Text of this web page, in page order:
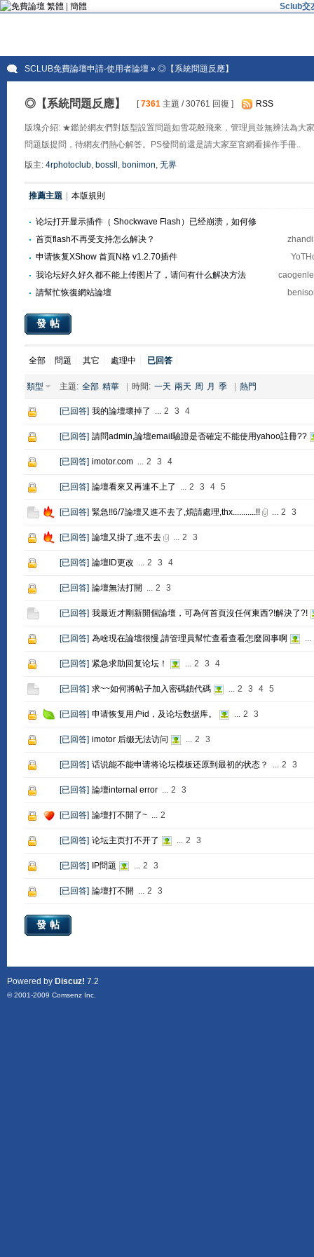
繁體 簡體 Sclub交
SCLUB免費論壇申請-使用者論壇» ◎【系統問題反應】
◎【系統問題反應】 [7361主題 / 30761 回復 ] RSS
版塊介紹: ★鑑於網友們對版型設置問題如雪花般飛來，管理員並無辨法為大
問題版提問，待網友們熱心解答。PS發問前還是請大家至官網看操作手冊..
版主: 4rphotoclub, bossll , bonimon, 无界
推薦主題 本版規則
论坛打开显示插件（ Shockwave Flash）已经崩溃，如何修
复？首页flash不再受支持怎么解决？
申请恢复XShow 首頁N格 v1.2.70插件
我论坛好久好久都不能上传图片了，请问有什么解决方法
請幫忙恢復網站論壇
發帖
全部 問題 其它 處理中 已回答
類型 主題: 全部 精華 時間: 一天 兩天 周 月 季 熱門
[已回答] 我的論壇壞掉了 ... 2 3 4
[已回答] 請問admin,論壇email驗證是否確定不能使用yahoo註冊??
[已回答] imotor.com ... 2 3 4
[已回答] 論壇看來又再連不上了 ... 2 3 4 5
[已回答] 緊急!!6/7論壇又進不去了,煩請處理,thx...........!! ... 2 3
[已回答] 論壇又掛了,進不去 ... 2 3
[已回答] 論壇ID更改 ... 2 3 4
[已回答] 論壇無法打開 ... 2 3
[已回答] 我最近才剛新開個論壇，可為何首頁沒任何東西?!解決了?!
[已回答] 為啥現在論壇很慢,請管理員幫忙查看查看怎麼回事啊 ...
[已回答] 紧急求助回复论坛！ ... 2 3 4
[已回答] 求~~如何將帖子加入密碼鎖代碼 ... 2 3 4 5
[已回答] 申请恢复用户id，及论坛数据库。 ... 2 3
[已回答] imotor 后缀无法访问 ... 2 3
[已回答] 话说能不能申请将论坛模板还原到最初的状态？ ... 2 3
[已回答] 論壇internal error ... 2 3
[已回答] 論壇打不開了~ ... 2
[已回答] 论坛主页打不开了 ... 2 3
[已回答] IP問題 ... 2 3
[已回答] 論壇打不開 ... 2 3
發帖
Powered by Discuz! 7.2
© 2001-2009 Comsenz Inc.